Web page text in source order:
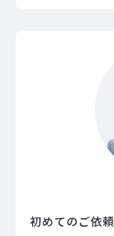
初めてのご依頼